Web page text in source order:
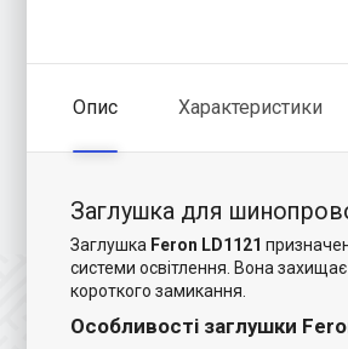
Опис Характеристики
Заглушка для
Заглушка Feron LD1121
системи освітлення. Вона
короткого замикання.
Особливості заглушки